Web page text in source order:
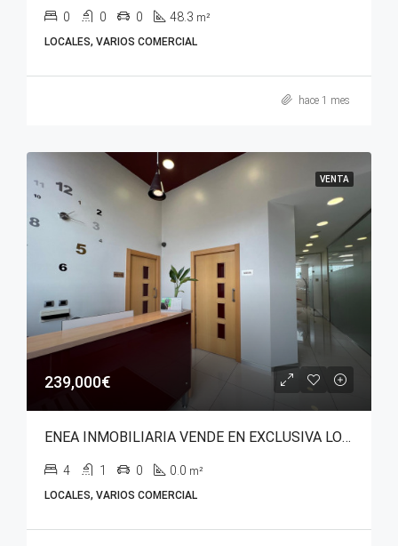
0 0 0 48.3 m²
LOCALES, VARIOS COMERCIAL
hace 1 mes
VENTA
239,000€
ENEA INMOBILIARIA VENDE EN EXCLUSIVA LOCAL COMERCIAL CON USO DE EQUIPAMIENTO SANITARIO EN AVENIDA ZABALGANA.
4 1 0 0.0 m²
LOCALES, VARIOS COMERCIAL